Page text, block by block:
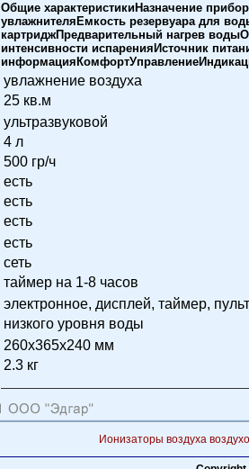
Общие характеристикиНазначение
увлажнителяЕмкость резервуара для
картриджПредварительный нагрев
интенсивности испаренияИсточник
увлажнение воздуха
25 кв.м
ультразвуковой
4 л
500 гр/ч
есть
есть
есть
есть
сеть
таймер на 1-8 часов
электронное, дисплей, таймер,
низкого уровня воды
260x365x240 мм
2.3 кг
Ионизаторы воздуха